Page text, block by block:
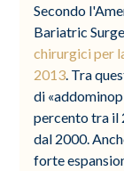
Secondo
Bariatric
chirurgici per
2013. Tra
di
percento tra il
dal 2000.
forte